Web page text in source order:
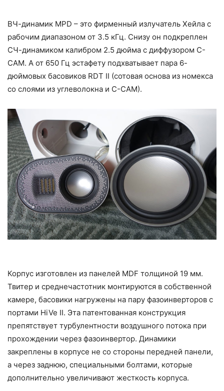
ВЧ-динамик MPD – это фирменный излучатель Хейла с
рабочим диапазоном от 3.5 кГц. Снизу он подкреплен
СЧ-динамиком калибром 2.5 дюйма с диффузором C-
CAM. А от 650 Гц эстафету подхватывает пара 6-
дюймовых басовиков RDT II (сотовая основа из номекса
со слоями из углеволокна и C-CAM).
Корпус изготовлен из панелей MDF толщиной 19 мм.
Твитер и среднечастотник монтируются в собственной
камере, басовики нагружены на пару фазоинверторов с
портами HiVe II. Эта патентованная конструкция
препятствует турбулентности воздушного потока при
прохождении через фазоинвертор. Динамики
закреплены в корпусе не со стороны передней панели,
а через заднюю, специальными болтами, которые
дополнительно увеличивают жесткость корпуса.